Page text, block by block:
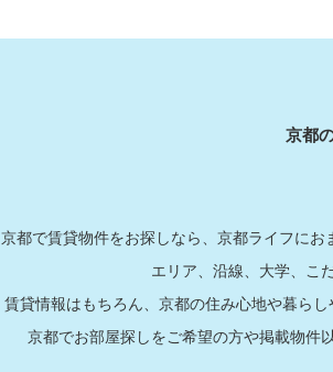
京都
京都で賃貸物件をお探しなら、京都ライフに
エリア、沿線、大学、こ
賃貸情報はもちろん、京都の住み心地や暮ら
京都でお部屋探しをご希望の方や掲載物件